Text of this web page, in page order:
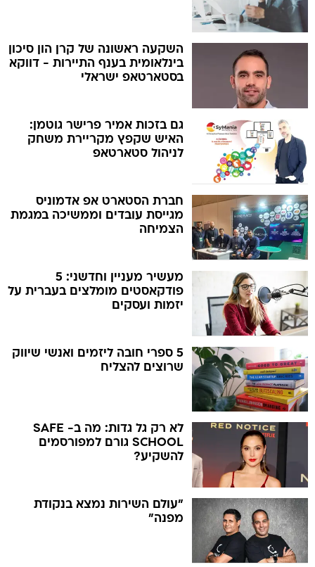
השקעה ראשונה של קרן הון סיכון
בינלאומית בענף התיירות - דווקא
בסטארטאפ ישראלי
גם בזכות אמיר פרישר גוטמן:
האיש שקפץ מקריירת משחק
לניהול סטארטאפ
חברת הסטארט אפ אדמוניס
מגייסת עובדים וממשיכה במגמת
הצמיחה
מעשיר מעניין וחדשני: 5
פודקאסטים מומלצים בעברית על
יזמות ועסקים
5 ספרי חובה ליזמים ואנשי שיווק
שרוצים להצליח
לא רק גל גדות: מה ב- SAFE
SCHOOL גורם למפורסמים
להשקיע?
"עולם השירות נמצא בנקודת
מפנה"